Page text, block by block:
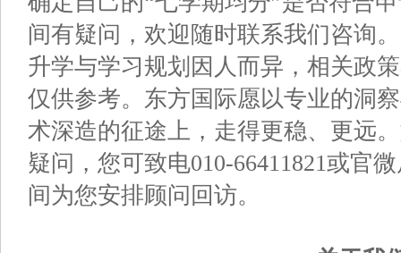
间有疑问，欢迎随时联系我们咨询。
升学与学习规划因人而异，相关政
仅供参考。东方国际愿以专业的洞
术深造的征途上，走得更稳、更远
疑问，您可致电010-66411821或官
间为您安排顾问回访。